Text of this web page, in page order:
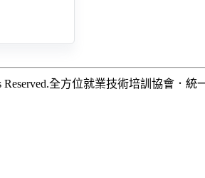
全方位就業技術培訓協會 ． 統